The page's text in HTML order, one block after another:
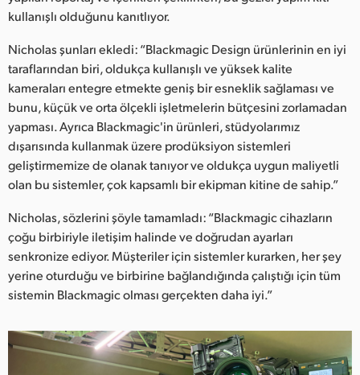
kullanışlı olduğunu kanıtlıyor.
Nicholas şunları ekledi: “Blackmagic Design ürünlerinin en iyi
taraflarından biri, oldukça kullanışlı ve yüksek kalite
kameraları entegre etmekte geniş bir esneklik sağlaması ve
bunu, küçük ve orta ölçekli işletmelerin bütçesini zorlamadan
yapması. Ayrıca Blackmagic'in ürünleri, stüdyolarımız
dışarısında kullanmak üzere prodüksiyon sistemleri
geliştirmemize de olanak tanıyor ve oldukça uygun maliyetli
olan bu sistemler, çok kapsamlı bir ekipman kitine de sahip.”
Nicholas, sözlerini şöyle tamamladı: “Blackmagic cihazların
çoğu birbiriyle iletişim halinde ve doğrudan ayarları
senkronize ediyor. Müşteriler için sistemler kurarken, her şey
yerine oturduğu ve birbirine bağlandığında çalıştığı için tüm
sistemin Blackmagic olması gerçekten daha iyi.”